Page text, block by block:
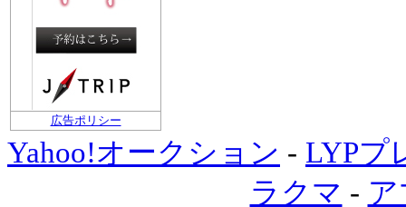
広告ポリシー
Yahoo!オークション - LYPプ
ラクマ -